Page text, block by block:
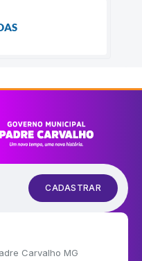
CADASTRAR
Carvalho MG